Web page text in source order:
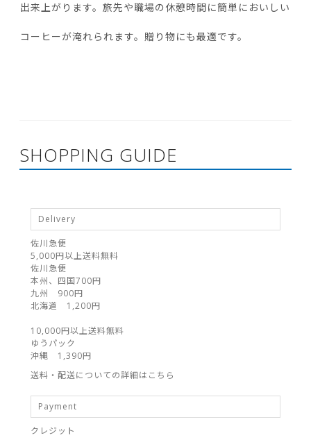
出来上がります。旅先や職場の休憩時間に簡単においしい
コーヒーが淹れられます。贈り物にも最適です。
SHOPPING GUIDE
Delivery
佐川急便
5,000円以上送料無料
佐川急便
本州、四国700円
九州 900円
北海道 1,200円
10,000円以上送料無料
ゆうパック
沖縄 1,390円
送料・配送についての詳細はこちら
Payment
クレジット